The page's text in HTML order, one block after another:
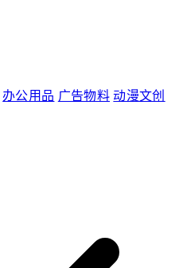
办公用品 广告物料 动漫文创